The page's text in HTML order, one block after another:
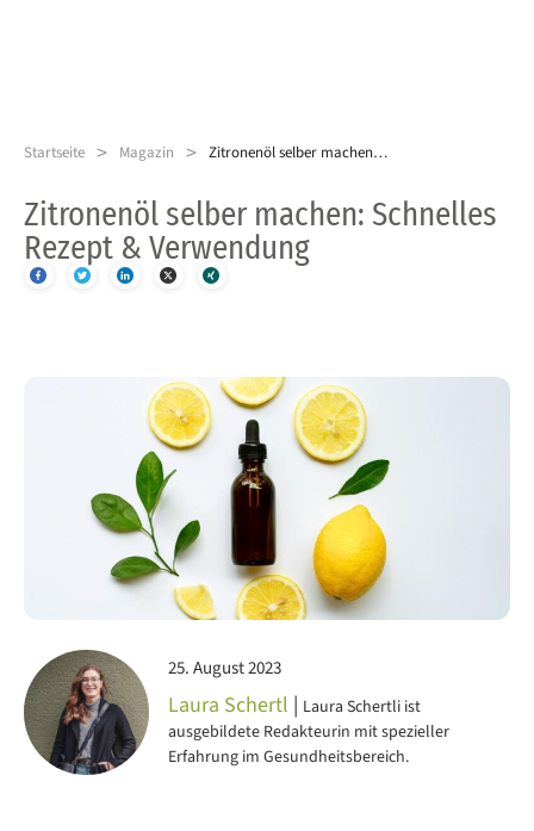
Startseite > Magazin > Zitronenöl selber machen: Schnelles Rezept & Verwendung
Zitronenöl selber machen: Schnelles
Rezept & Verwendung
25. August 2023
Laura Schertl | Laura Schertli ist
ausgebildete Redakteurin mit spezieller
Erfahrung im Gesundheitsbereich.